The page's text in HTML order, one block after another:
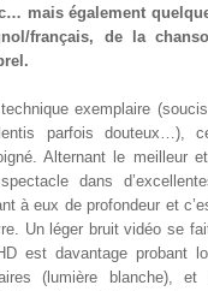
mais également
français, de la
.
exemplaire
parfois douteux…),
Alternant le meilleur
dans
à eux de profondeur et
Un léger bruit vidéo se
est davantage probant
(lumière blanche), et